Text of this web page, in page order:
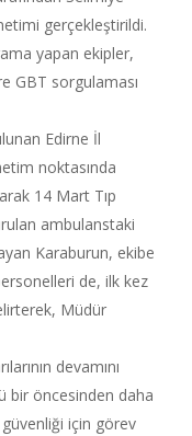
gerçekleştirildi.
yapan ekipler,
GBT sorgulaması
Edirne İl
noktasında
14 Mart Tıp
ambulanstaki
Karaburun, ekibe
de, ilk kez
Müdür
devamını
bir öncesinden daha
için görev